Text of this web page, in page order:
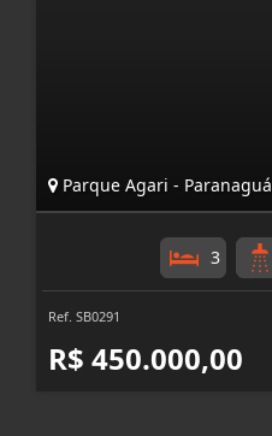
Parque Agari - Paranaguá
3
Ref. SB0291
R$ 450.000,00